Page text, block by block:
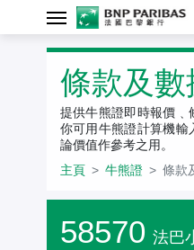
牛熊證
條款及數
提供牛熊證即時報價﹑
你可用牛熊證計算機輸
論價值作參考之用。
主頁
牛熊證 條款
58570 法巴